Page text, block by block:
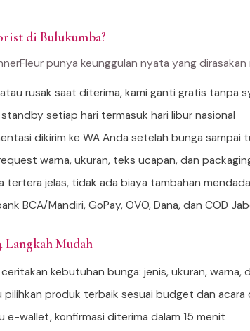
di Bulukumba?
punya keunggulan nyata yang dirasakan
rusak saat diterima, kami ganti gratis tanpa
setiap hari termasuk hari libur nasional
dikirim ke WA Anda setelah bunga sampai
warna, ukuran, teks ucapan, dan
tertera jelas, tidak ada biaya tambahan
BCA/Mandiri, GoPay, OVO, Dana, dan COD
Langkah Mudah
kebutuhan bunga: jenis, ukuran, warna,
produk terbaik sesuai budget dan acara
e-wallet, konfirmasi diterima dalam 15 menit